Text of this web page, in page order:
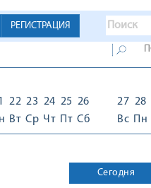
РЕГИСТРАЦИЯ
22
Вт
23
Ср
24
Чт
25
Пт
26
Сб
27
Вс
28
Пн
Сегодня